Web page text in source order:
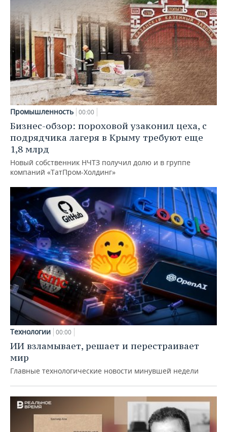
Промышленность 00:00
Бизнес-обзор: пороховой узаконил цеха, с
подрядчика лагеря в Крыму требуют еще
1,8 млрд
Новый собственник НЧТЗ получил долю и в группе
компаний «ТатПром-Холдинг»
Технологии 00:00
ИИ взламывает, решает и перестраивает
мир
Главные технологические новости минувшей недели